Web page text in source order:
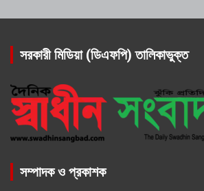
সরকারী মিডিয়া (ডিএফপি) তালিকাভুক্ত
সম্পাদক ও প্রকাশক